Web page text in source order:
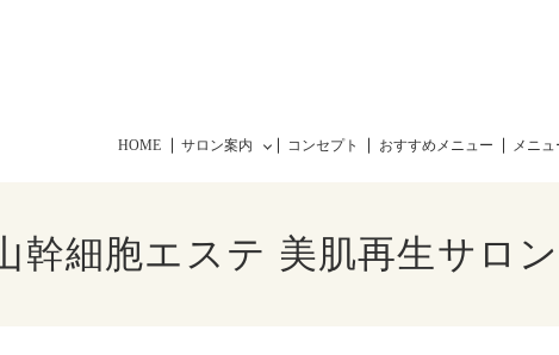
HOME サロン案内 コンセプト おすすめメニュー メニュ
幹細胞エステ 美肌再生サロ